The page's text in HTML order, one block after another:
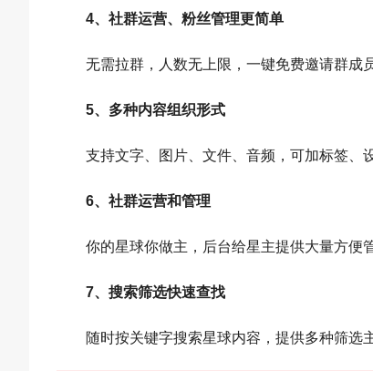
4、社群运营、粉丝管理更简单
无需拉群，人数无上限，一键免费邀请群成
5、多种内容组织形式
支持文字、图片、文件、音频，可加标签、
6、社群运营和管理
你的星球你做主，后台给星主提供大量方便
7、搜索筛选快速查找
随时按关键字搜索星球内容，提供多种筛选